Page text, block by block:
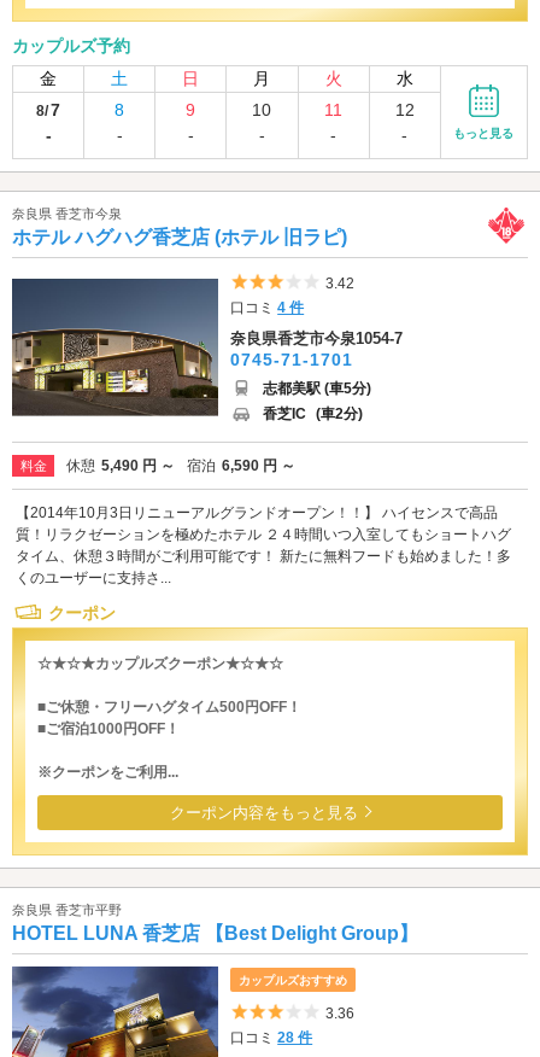
カップルズ予約
金
土 日 月 火 水
8/7
-
8
-
9
-
10
-
11
-
12
-
もっと見る
奈良県 香芝市今泉
ホテル ハグハグ香芝店 (ホテル 旧ラピ)
5つ星のうち3
3.42
口コミ4 件
奈良県香芝市今泉1054-7
0745-71-1701
志都美駅 (車5分)
香芝IC (車2分)
料金 休憩 5,490 円 ～ 宿泊 6,590 円 ～
【2014年10月3日リニューアルグランドオープン！！】 ハイセンスで高品
質！リラクゼーションを極めたホテル ２４時間いつ入室してもショートハグ
タイム、休憩３時間がご利用可能です！ 新たに無料フードも始めました！多
くのユーザーに支持さ...
クーポン
☆★☆★カップルズクーポン★☆★☆
■ご休憩・フリーハグタイム500円OFF！
■ご宿泊1000円OFF！
※クーポンをご利用...
クーポン内容をもっと見る
奈良県 香芝市平野
HOTEL LUNA 香芝店 【Best Delight Group】
カップルズおすすめ
5つ星のうち3
3.36
口コミ28 件